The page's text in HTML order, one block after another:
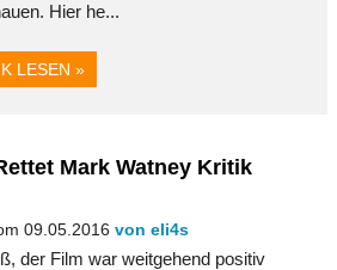
Hier he...
LESEN »
Mark Watney Kritik
09.05.2016 von eli4s
der Film war weitgehend positiv